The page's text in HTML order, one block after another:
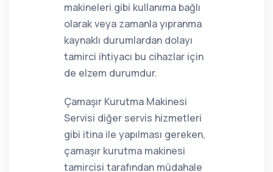
makineleri gibi kullanıma bağlı
olarak veya zamanla yıpranma
kaynaklı durumlardan dolayı
tamirci ihtiyacı bu cihazlar için
de elzem durumdur.
Çamaşır Kurutma Makinesi
Servisi diğer servis hizmetleri
gibi itina ile yapılması gereken,
çamaşır kurutma makinesi
tamircisi tarafından müdahale